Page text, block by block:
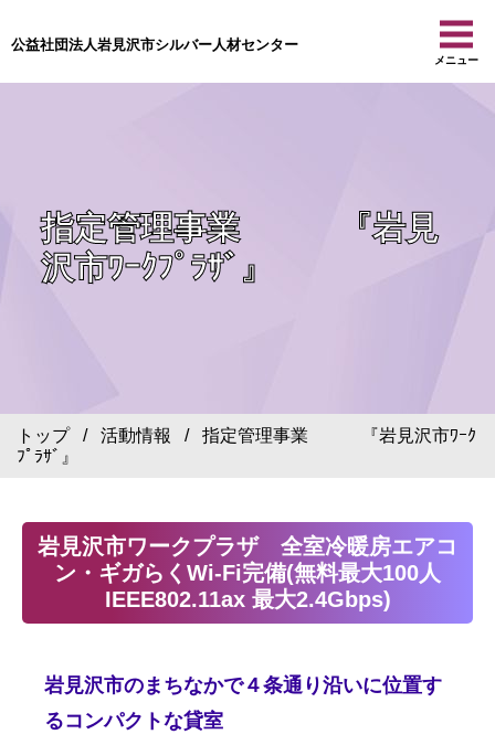
公益社団法人岩見沢市シルバー人材センター
メニュー
指定管理事業 『岩見
沢市ﾜｰｸﾌﾟﾗｻﾞ』
トップ/ 活動情報
/ 指定管理事業 『岩見沢市ﾜｰｸ
ﾌﾟﾗｻﾞ』
岩見沢市ワークプラザ 全室冷暖房エアコ
ン・ギガらくWi-Fi完備(無料最大100人
IEEE802.11ax 最大2.4Gbps)
岩見沢市のまちなかで４条通り沿いに位置す
るコンパクトな貸室